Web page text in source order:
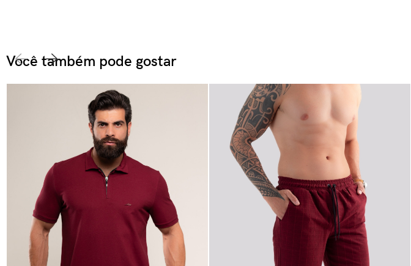
Você também pode gostar​